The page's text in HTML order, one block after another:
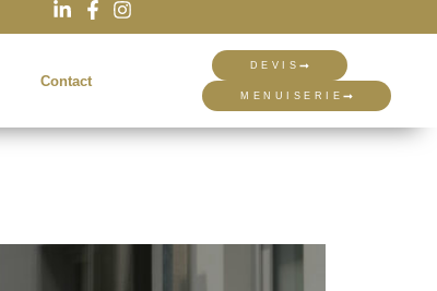
Contact
DEVIS
MENUISERIE